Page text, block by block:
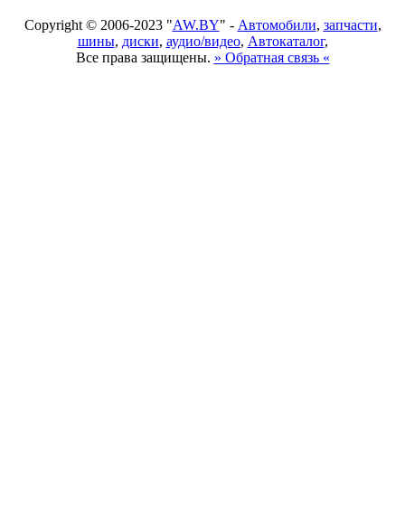
Copyright © 2006-2023 "AW.BY" - Автомобили, запчасти,
шины, диски, аудио/видео, Автокаталог,
Все права защищены. » Обратная связь «